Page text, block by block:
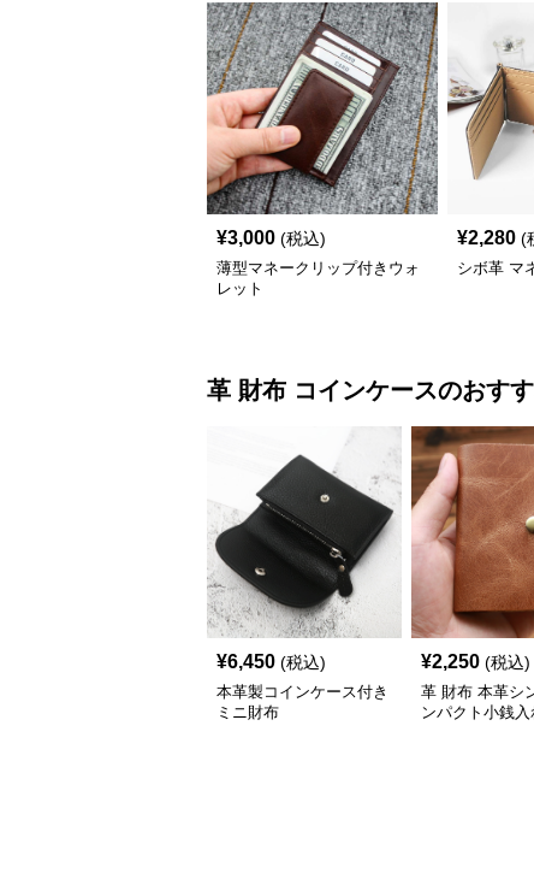
¥3,000 (税込)
薄型マネークリップ付きウォ
レット
¥2,280 (
シボ革 マ
革 財布 コインケースのおす
¥6,450 (税込)
本革製コインケース付き
ミニ財布
¥2,250 (税込)
革 財布 本革シ
ンパクト小銭入